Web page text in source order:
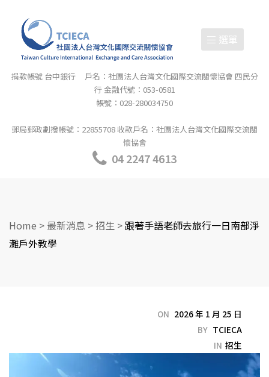
選單
捐款帳號 台中銀行 戶名：社團法人台灣文化國際交流關懷協會 四民分
行 金融代號：053-0581
帳號：028-280034750
郵局郵政劃撥帳號：22855708 收款戶名：社團法人台灣文化國際交流關
懷協會
04 2247 4613
Home > 最新消息 >招生 >跟著手語老師去旅行一日南部淨
灘戶外教學
ON 2026 年 1 月 25 日
BY TCIECA
IN 招生